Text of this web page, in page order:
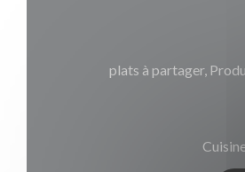
plats à partager,